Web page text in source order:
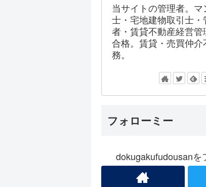
当サイトの管理者。
士・宅地建物取引士
者・賃貸不動産経営
合格。賃貸・売買仲
務。
フォローミー
dokugakufudousanを